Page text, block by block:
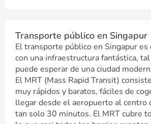
Transporte público en Singapur
El transporte público en Singapur
con una infraestructura fantástica,
puede esperar de una ciudad
El MRT (Mass Rapid Transit)
muy rápidos y baratos, fáciles de
llegar desde el aeropuerto al centro
tan solo 30 minutos. El MRT cubre